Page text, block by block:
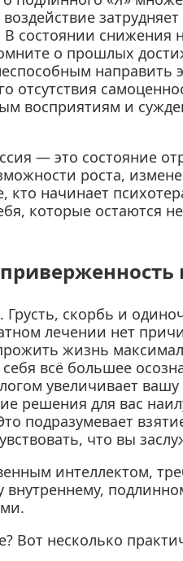
состоянии снижения
о прошлых
направить
отсутствия
восприятиям и
— это состояние
роста,
кто начинает
которые остаются
скорбь и
лечении нет
жизнь
всё большее
увеличивает
решения для вас
подразумевает
что вы
интеллектом,
Вот несколько